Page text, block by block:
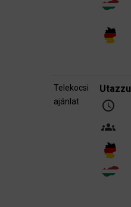
Telekocsi
ajánlat
schedule
groups